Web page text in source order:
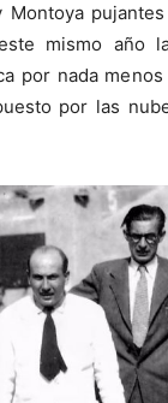
mismo año
por nada
por las